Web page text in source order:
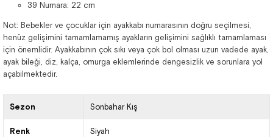
39 Numara: 22 cm
Not: Bebekler ve çocuklar için ayakkabı numarasının doğru seçilmesi,
henüz gelişimini tamamlamamış ayakların gelişimini sağlıklı tamamlaması
için önemlidir. Ayakkabının çok sıkı veya çok bol olması uzun vadede ayak,
ayak bileği, diz, kalça, omurga eklemlerinde dengesizlik ve sorunlara yol
açabilmektedir.
Sezon Sonbahar Kış
Renk Siyah